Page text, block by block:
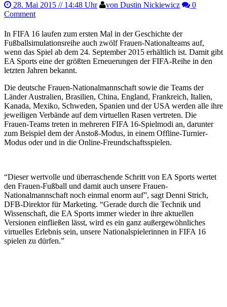
28. Mai 2015 // 14:48 Uhr von Dustin Nickiewicz
0
Comment
In FIFA 16 laufen zum ersten Mal in der Geschichte der
Fußballsimulationsreihe auch zwölf Frauen-Nationalteams auf,
wenn das Spiel ab dem 24. September 2015 erhältlich ist. Damit gibt
EA Sports eine der größten Erneuerungen der FIFA-Reihe in den
letzten Jahren bekannt.
Die deutsche Frauen-Nationalmannschaft sowie die Teams der
Länder Australien, Brasilien, China, England, Frankreich, Italien,
Kanada, Mexiko, Schweden, Spanien und der USA werden alle ihre
jeweiligen Verbände auf dem virtuellen Rasen vertreten. Die
Frauen-Teams treten in mehreren FIFA 16-Spielmodi an, darunter
zum Beispiel dem der Anstoß-Modus, in einem Offline-Turnier-
Modus oder und in die Online-Freundschaftsspielen.
“Dieser wertvolle und überraschende Schritt von EA Sports wertet
den Frauen-Fußball und damit auch unsere Frauen-
Nationalmannschaft noch einmal enorm auf”, sagt Denni Strich,
DFB-Direktor für Marketing. “Gerade durch die Technik und
Wissenschaft, die EA Sports immer wieder in ihre aktuellen
Versionen einfließen lässt, wird es ein ganz außergewöhnliches
virtuelles Erlebnis sein, unsere Nationalspielerinnen in FIFA 16
spielen zu dürfen.”